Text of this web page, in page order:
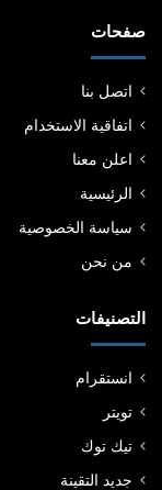
صفحات
اتصل بنا
اتفاقية الاستخدام
اعلن معنا
الرئيسية
سياسة الخصوصية
من نحن
التصنيفات
انستقرام
تويتر
تيك توك
جديد التقينة